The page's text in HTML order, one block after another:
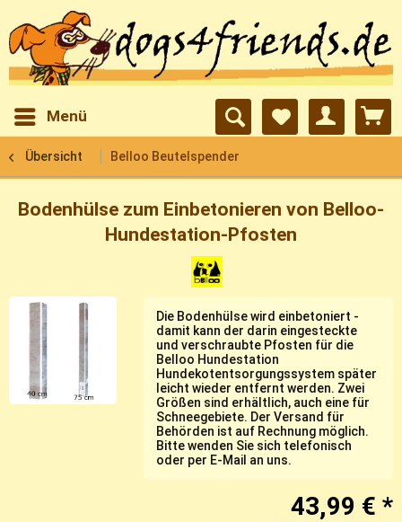
Menü
Übersicht Belloo Beutelspender
Bodenhülse zum Einbetonieren von Belloo-
Hundestation-Pfosten
Die Bodenhülse wird einbetoniert -
damit kann der darin eingesteckte
und verschraubte Pfosten für die
Belloo Hundestation
Hundekotentsorgungssystem später
leicht wieder entfernt werden. Zwei
Größen sind erhältlich, auch eine für
Schneegebiete. Der Versand für
Behörden ist auf Rechnung möglich.
Bitte wenden Sie sich telefonisch
oder per E-Mail an uns.
43,99 € *